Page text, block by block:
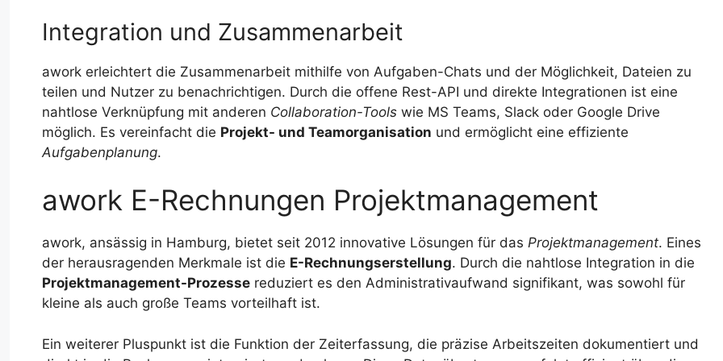
Integration und Zusammenarbeit
awork erleichtert die Zusammenarbeit mithilfe von Aufgaben-Chats und der Möglichkeit, Dateien zu
teilen und Nutzer zu benachrichtigen. Durch die offene Rest-API und direkte Integrationen ist eine
nahtlose Verknüpfung mit anderen Collaboration-Tools wie MS Teams, Slack oder Google Drive
möglich. Es vereinfacht die Projekt- und Teamorganisation und ermöglicht eine effiziente
Aufgabenplanung.
awork E-Rechnungen Projektmanagement
awork, ansässig in Hamburg, bietet seit 2012 innovative Lösungen für das Projektmanagement. Eines
der herausragenden Merkmale ist die E-Rechnungserstellung. Durch die nahtlose Integration in die
Projektmanagement-Prozesse reduziert es den Administrativaufwand signifikant, was sowohl für
kleine als auch große Teams vorteilhaft ist.
Ein weiterer Pluspunkt ist die Funktion der Zeiterfassung, die präzise Arbeitszeiten dokumentiert und